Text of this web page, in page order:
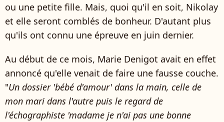
ou une petite fille. Mais, quoi qu'il en soit, Nikolay
et elle seront comblés de bonheur. D'autant plus
qu'ils ont connu une épreuve en juin dernier.
Au début de ce mois, Marie Denigot avait en effet
annoncé qu'elle venait de faire une fausse couche.
"Un dossier 'bébé d'amour' dans la main, celle de
mon mari dans l'autre puis le regard de
l'échographiste 'madame je n'ai pas une bonne